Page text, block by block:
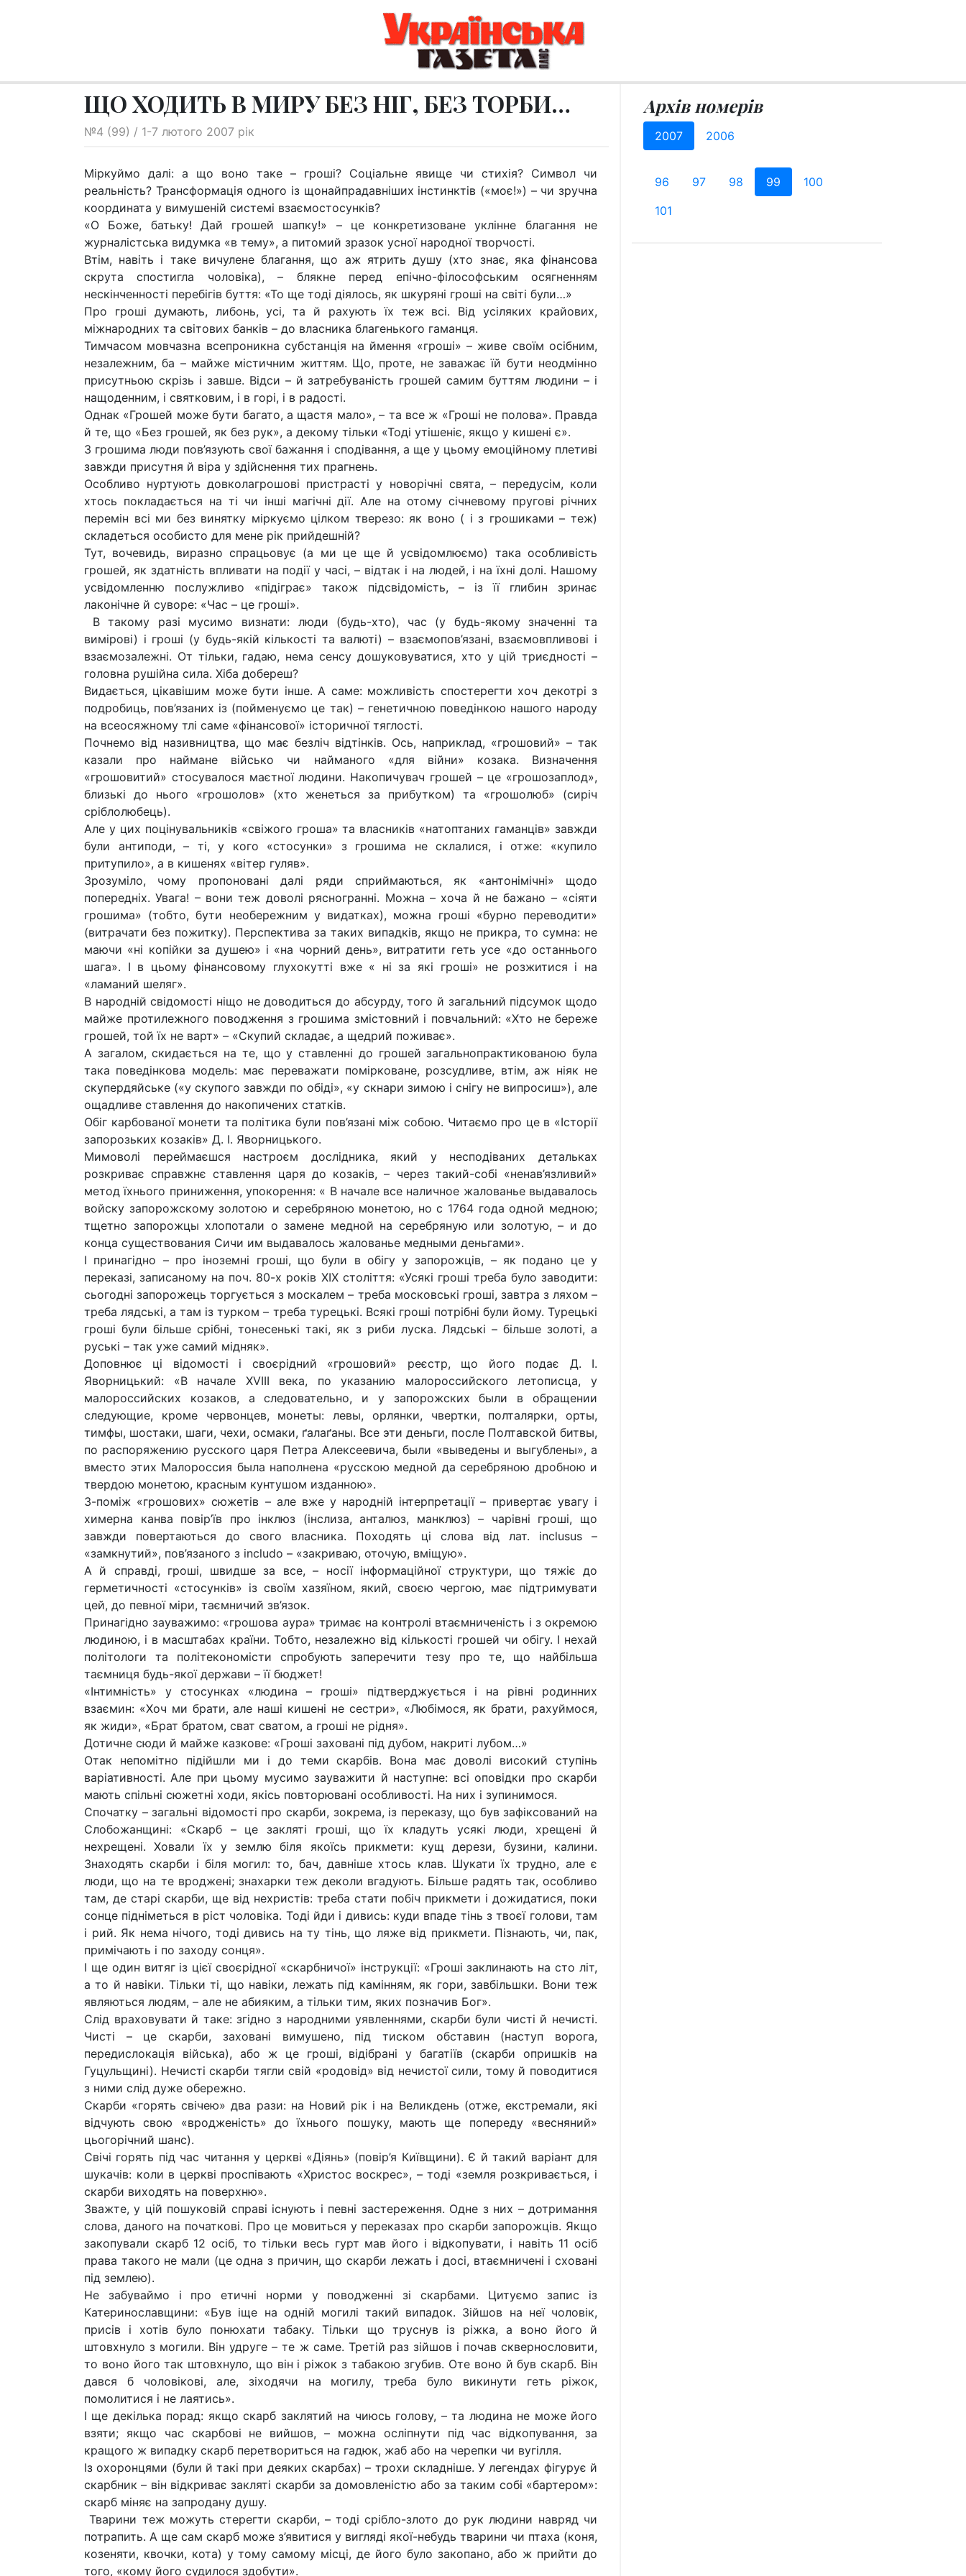
ЩО ХОДИТЬ В МИРУ БЕЗ НІГ, БЕЗ ТОРБИ…
№4 (99) / 1-7 лютого 2007 рік
Міркуймо далі: а що воно таке – гроші? Соціальне явище чи стихія? Символ чи
реальність? Трансформація одного із щонайпрадавніших інстинктів («моє!») – чи зручна
координата у вимушеній системі взаємостосунків?
«О Боже, батьку! Дай грошей шапку!» – це конкретизоване уклінне благання не
журналістська видумка «в тему», а питомий зразок усної народної творчості.
Втім, навіть і таке вичулене благання, що аж ятрить душу (хто знає, яка фінансова
скрута спостигла чоловіка), – блякне перед епічно-філософським осягненням
нескінченності перебігів буття: «То ще тоді діялось, як шкуряні гроші на світі були…»
Про гроші думають, либонь, усі, та й рахують їх теж всі. Від усіляких крайових,
міжнародних та світових банків – до власника благенького гаманця.
Тимчасом мовчазна всепроникна субстанція на ймення «гроші» – живе своїм осібним,
незалежним, ба – майже містичним життям. Що, проте, не заважає їй бути неодмінно
присутньою скрізь і завше. Відси – й затребуваність грошей самим буттям людини – і
нащоденним, і святковим, і в горі, і в радості.
Однак «Грошей може бути багато, а щастя мало», – та все ж «Гроші не полова». Правда
й те, що «Без грошей, як без рук», а декому тільки «Тоді утішеніє, якщо у кишені є».
З грошима люди пов’язують свої бажання і сподівання, а ще у цьому емоційному плетиві
завжди присутня й віра у здійснення тих прагнень.
Особливо нуртують довколагрошові пристрасті у новорічні свята, – передусім, коли
хтось покладається на ті чи інші магічні дії. Але на отому січневому пругові річних
перемін всі ми без винятку міркуємо цілком тверезо: як воно ( і з грошиками – теж)
складеться особисто для мене рік прийдешній?
Тут, вочевидь, виразно спрацьовує (а ми це ще й усвідомлюємо) така особливість
грошей, як здатність впливати на події у часі, – відтак і на людей, і на їхні долі. Нашому
усвідомленню послужливо «підіграє» також підсвідомість, – із її глибин зринає
лаконічне й суворе: «Час – це гроші».
В такому разі мусимо визнати: люди (будь-хто), час (у будь-якому значенні та
вимірові) і гроші (у будь-якій кількості та валюті) – взаємопов’язані, взаємовпливові і
взаємозалежні. От тільки, гадаю, нема сенсу дошуковуватися, хто у цій триєдності –
головна рушійна сила. Хіба добереш?
Видається, цікавішим може бути інше. А саме: можливість спостерегти хоч декотрі з
подробиць, пов’язаних із (пойменуємо це так) – генетичною поведінкою нашого народу
на всеосяжному тлі саме «фінансової» історичної тяглості.
Почнемо від називництва, що має безліч відтінків. Ось, наприклад, «грошовий» – так
казали про наймане військо чи найманого «для війни» козака. Визначення
«грошовитий» стосувалося маєтної людини. Накопичувач грошей – це «грошозаплод»,
близькі до нього «грошолов» (хто женеться за прибутком) та «грошолюб» (сиріч
сріблолюбець).
Але у цих поцінувальників «свіжого гроша» та власників «натоптаних гаманців» завжди
були антиподи, – ті, у кого «стосунки» з грошима не склалися, і отже: «купило
притупило», а в кишенях «вітер гуляв».
Зрозуміло, чому пропоновані далі ряди сприймаються, як «антонімічні» щодо
попередніх. Увага! – вони теж доволі рясногранні. Можна – хоча й не бажано – «сіяти
грошима» (тобто, бути необережним у видатках), можна гроші «бурно переводити»
(витрачати без пожитку). Перспектива за таких випадків, якщо не прикра, то сумна: не
маючи «ні копійки за душею» і «на чорний день», витратити геть усе «до останнього
шага». І в цьому фінансовому глухокутті вже « ні за які гроші» не розжитися і на
«ламаний шеляг».
В народній свідомості ніщо не доводиться до абсурду, того й загальний підсумок щодо
майже протилежного поводження з грошима змістовний і повчальний: «Хто не береже
грошей, той їх не варт» – «Скупий складає, а щедрий поживає».
А загалом, скидається на те, що у ставленні до грошей загальнопрактикованою була
така поведінкова модель: має переважати помірковане, розсудливе, втім, аж ніяк не
скупердяйське («у скупого завжди по обіді», «у скнари зимою і снігу не випросиш»), але
ощадливе ставлення до накопичених статків.
Обіг карбованої монети та політика були пов’язані між собою. Читаємо про це в «Історії
запорозьких козаків» Д. І. Яворницького.
Мимоволі переймаєшся настроєм дослідника, який у несподіваних детальках
розкриває справжнє ставлення царя до козаків, – через такий-собі «ненав’язливий»
метод їхнього приниження, упокорення: « В начале все наличное жалованье выдавалось
войску запорожскому золотою и серебряною монетою, но с 1764 года одной медною;
тщетно запорожцы хлопотали о замене медной на серебряную или золотую, – и до
конца существования Сичи им выдавалось жалованье медными деньгами».
І принагідно – про іноземні гроші, що були в обігу у запорожців, – як подано це у
переказі, записаному на поч. 80-х років ХІХ століття: «Усякі гроші треба було заводити:
сьогодні запорожець торгується з москалем – треба московські гроші, завтра з ляхом –
треба лядські, а там із турком – треба турецькі. Всякі гроші потрібні були йому. Турецькі
гроші були більше срібні, тонесенькі такі, як з риби луска. Лядські – більше золоті, а
руські – так уже самий мідняк».
Доповнює ці відомості і своєрідний «грошовий» реєстр, що його подає Д. І.
Яворницький: «В начале ХVIII века, по указанию малороссийского летописца, у
малороссийских козаков, а следовательно, и у запорожских были в обращении
следующие, кроме червонцев, монеты: левы, орлянки, чвертки, полталярки, орты,
тимфы, шостаки, шаги, чехи, осмаки, ґалаґаны. Все эти деньги, после Полтавской битвы,
по распоряжению русского царя Петра Алексеевича, были «выведены и выгублены», а
вместо этих Малороссия была наполнена «русскою медной да серебряною дробною и
твердою монетою, красным кунтушом изданною».
З-поміж «грошових» сюжетів – але вже у народній інтерпретації – привертає увагу і
химерна канва повір’їв про інклюз (інслиза, анталюз, манклюз) – чарівні гроші, що
завжди повертаються до свого власника. Походять ці слова від лат. іnclusus –
«замкнутий», пов’язаного з includo – «закриваю, оточую, вміщую».
А й справді, гроші, швидше за все, – носії інформаційної структури, що тяжіє до
герметичності «стосунків» із своїм хазяїном, який, своєю чергою, має підтримувати
цей, до певної міри, таємничий зв’язок.
Принагідно зауважимо: «грошова аура» тримає на контролі втаємниченість і з окремою
людиною, і в масштабах країни. Тобто, незалежно від кількості грошей чи обігу. І нехай
політологи та політекономісти спробують заперечити тезу про те, що найбільша
таємниця будь-якої держави – її бюджет!
«Інтимність» у стосунках «людина – гроші» підтверджується і на рівні родинних
взаємин: «Хоч ми брати, але наші кишені не сестри», «Любімося, як брати, рахуймося,
як жиди», «Брат братом, сват сватом, а гроші не рідня».
Дотичне сюди й майже казкове: «Гроші заховані під дубом, накриті лубом…»
Отак непомітно підійшли ми і до теми скарбів. Вона має доволі високий ступінь
варіативності. Але при цьому мусимо зауважити й наступне: всі оповідки про скарби
мають спільні сюжетні ходи, якісь повторювані особливості. На них і зупинимося.
Спочатку – загальні відомості про скарби, зокрема, із переказу, що був зафіксований на
Слобожанщині: «Скарб – це закляті гроші, що їх кладуть усякі люди, хрещені й
нехрещені. Ховали їх у землю біля якоїсь прикмети: кущ дерези, бузини, калини.
Знаходять скарби і біля могил: то, бач, давніше хтось клав. Шукати їх трудно, але є
люди, що на те вроджені; знахарки теж деколи вгадують. Більше радять так, особливо
там, де старі скарби, ще від нехристів: треба стати побіч прикмети і дожидатися, поки
сонце підніметься в ріст чоловіка. Тоді йди і дивись: куди впаде тінь з твоєї голови, там
і рий. Як нема нічого, тоді дивись на ту тінь, що ляже від прикмети. Пізнають, чи, пак,
примічають і по заходу сонця».
І ще один витяг із цієї своєрідної «скарбничої» інструкції: «Гроші заклинають на сто літ,
а то й навіки. Тільки ті, що навіки, лежать під камінням, як гори, завбільшки. Вони теж
являються людям, – але не абияким, а тільки тим, яких позначив Бог».
Слід враховувати й таке: згідно з народними уявленнями, скарби були чисті й нечисті.
Чисті – це скарби, заховані вимушено, під тиском обставин (наступ ворога,
передислокація війська), або ж це гроші, відібрані у багатіїв (скарби опришків на
Гуцульщині). Нечисті скарби тягли свій «родовід» від нечистої сили, тому й поводитися
з ними слід дуже обережно.
Скарби «горять свічею» два рази: на Новий рік і на Великдень (отже, екстремали, які
відчують свою «вродженість» до їхнього пошуку, мають ще попереду «весняний»
цьогорічний шанс).
Свічі горять під час читання у церкві «Діянь» (повір’я Київщини). Є й такий варіант для
шукачів: коли в церкві проспівають «Христос воскрес», – тоді «земля розкривається, і
скарби виходять на поверхню».
Зважте, у цій пошуковій справі існують і певні застереження. Одне з них – дотримання
слова, даного на початкові. Про це мовиться у переказах про скарби запорожців. Якщо
закопували скарб 12 осіб, то тільки весь гурт мав його і відкопувати, і навіть 11 осіб
права такого не мали (це одна з причин, що скарби лежать і досі, втаємничені і сховані
під землею).
Не забуваймо і про етичні норми у поводженні зі скарбами. Цитуємо запис із
Катеринославщини: «Був іще на одній могилі такий випадок. Зійшов на неї чоловік,
присів і хотів було понюхати табаку. Тільки що труснув із ріжка, а воно його й
штовхнуло з могили. Він удруге – те ж саме. Третій раз зійшов і почав сквернословити,
то воно його так штовхнуло, що він і ріжок з табакою згубив. Оте воно й був скарб. Він
дався б чоловікові, але, зіходячи на могилу, треба було викинути геть ріжок,
помолитися і не лаятись».
І ще декілька порад: якщо скарб заклятий на чиюсь голову, – та людина не може його
взяти; якщо час скарбові не вийшов, – можна осліпнути під час відкопування, за
кращого ж випадку скарб перетвориться на гадюк, жаб або на черепки чи вугілля.
Із охоронцями (були й такі при деяких скарбах) – трохи складніше. У легендах фігурує й
скарбник – він відкриває закляті скарби за домовленістю або за таким собі «бартером»:
скарб міняє на запродану душу.
Тварини теж можуть стерегти скарби, – тоді срібло-злото до рук людини навряд чи
потрапить. А ще сам скарб може з’явитися у вигляді якої-небудь тварини чи птаха (коня,
козеняти, квочки, кота) у тому самому місці, де його було закопано, або ж прийти до
того, «кому його судилося здобути».
Архів номерів
2007 2006
96 97 98 99
100
101